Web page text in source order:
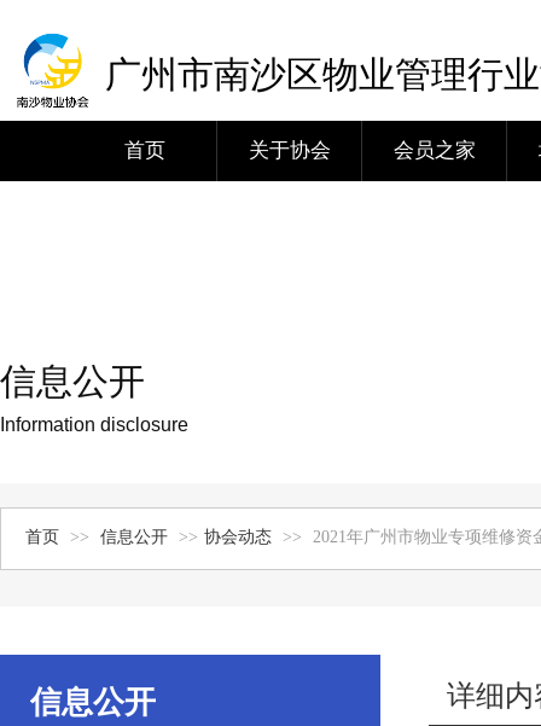
广州市南沙区物业管理行
首页 关于协会 会员之家
信息公开
Information disclosure
首页 >> 信息公开 >> 协会动态 >> 2021年广州市物业专项维修
信息公开 详细内